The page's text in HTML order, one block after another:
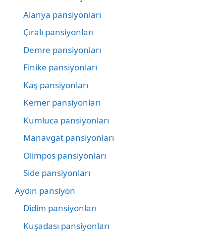
Alanya pansiyonları
Çıralı pansiyonları
Demre pansiyonları
Finike pansiyonları
Kaş pansiyonları
Kemer pansiyonları
Kumluca pansiyonları
Manavgat pansiyonları
Olimpos pansiyonları
Side pansiyonları
Aydın pansiyon
Didim pansiyonları
Kuşadası pansiyonları